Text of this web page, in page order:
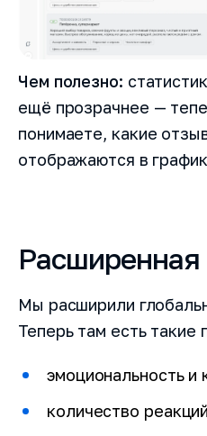
Чем полезно:
ещё прозрачнее —
понимаете, какие
отображаются в
Расширенная
Мы расширили
Теперь там есть такие
эмоциональность и
количество